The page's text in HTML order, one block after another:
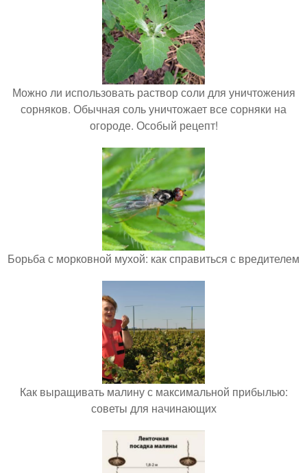
Можно ли использовать раствор соли для уничтожения
сорняков. Обычная соль уничтожает все сорняки на
огороде. Особый рецепт!
Борьба с морковной мухой: как справиться с вредителем
Как выращивать малину с максимальной прибылью:
советы для начинающих